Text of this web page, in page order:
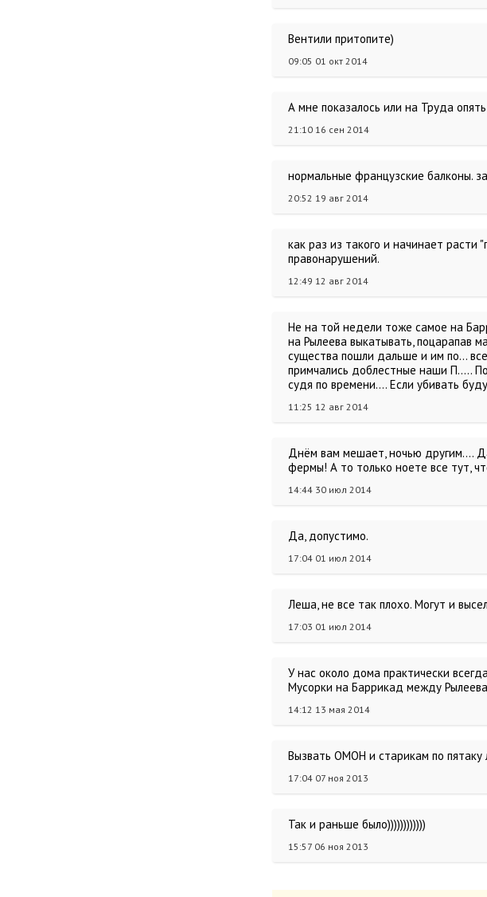
Вентили притопите)
09:05 01 окт 2014
А мне показалось или на Труда
21:10 16 сен 2014
нормальные французские балконы.
20:52 19 авг 2014
как раз из такого и начинает расти
правонарушений.
12:49 12 авг 2014
Не на той недели тоже самое на
на Рылеева выкатывать, поцарапав
существа пошли дальше и им по...
примчались доблестные наши П.....
судя по времени.... Если убивать
11:25 12 авг 2014
Днём вам мешает, ночью другим....
фермы! А то только ноете все тут,
14:44 30 июл 2014
Да, допустимо.
17:04 01 июл 2014
Леша, не все так плохо. Могут и
17:03 01 июл 2014
У нас около дома практически
Мусорки на Баррикад между
14:12 13 мая 2014
Вызвать ОМОН и старикам по пятаку
17:04 07 ноя 2013
Так и раньше было))))))))))))
15:57 06 ноя 2013